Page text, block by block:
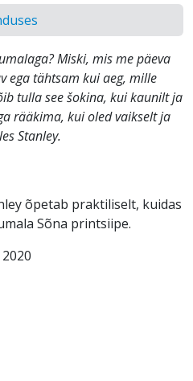
Miski, mis me päeva
ega tähtsam kui aeg, mille
tulla see šokina, kui kaunilt ja
rääkima, kui oled vaikselt ja
Stanley.
õpetab praktiliselt, kuidas
Sõna printsiipe.